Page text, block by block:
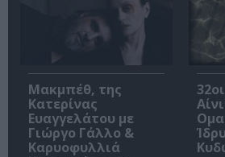
Μακμπέθ, της
Κατερίνας
Ευαγγελάτου με
Γιώργο Γάλλο &
Καρυοφυλλιά